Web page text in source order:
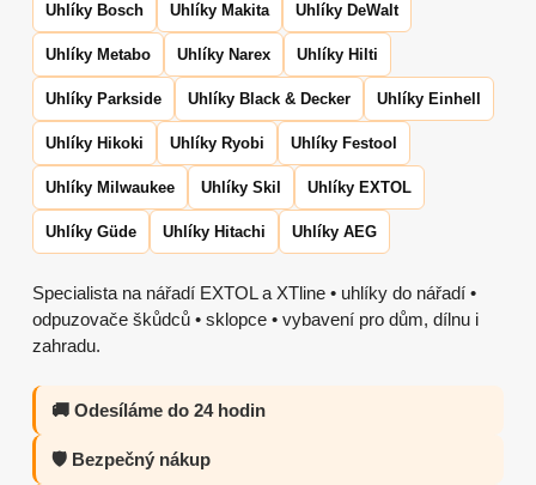
Uhlíky Bosch Uhlíky Makita Uhlíky DeWalt
Uhlíky Metabo Uhlíky Narex Uhlíky Hilti
Uhlíky Parkside Uhlíky Black & Decker Uhlíky Einhell
Uhlíky Hikoki Uhlíky Ryobi Uhlíky Festool
Uhlíky Milwaukee Uhlíky Skil Uhlíky EXTOL
Uhlíky Güde Uhlíky Hitachi Uhlíky AEG
Specialista na nářadí EXTOL a XTline • uhlíky do nářadí •
odpuzovače škůdců • sklopce • vybavení pro dům, dílnu i
zahradu.
🚚 Odesíláme do 24 hodin
🛡️ Bezpečný nákup